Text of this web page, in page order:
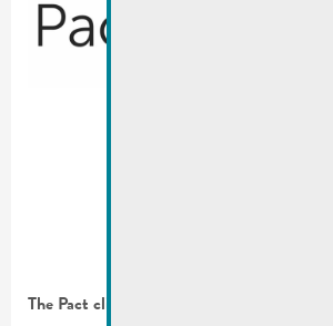
The Pact climate team of the City of Remich